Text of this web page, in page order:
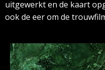
uitgewerkt en de kaart
ook de eer om de